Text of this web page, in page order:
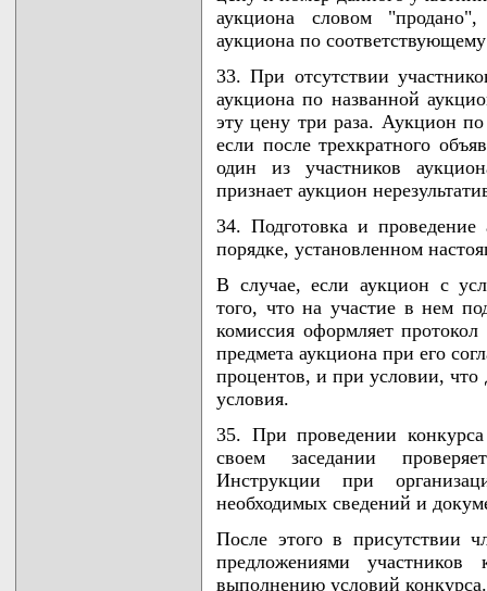
аукциона словом
аукциона по
33. При отсутствии
аукциона по названной
эту цену три раза. Аукцион
если после трехкратного
один из участников
признает аукцион
34. Подготовка и
порядке, установленном
В случае, если аукцион с
того, что на участие в нем
комиссия оформляет
предмета аукциона при его
процентов, и при условии, что
условия.
35. При проведении
своем заседании
Инструкции при
необходимых сведений и
После этого в присутствии
предложениями
выполнению условий конкурса.